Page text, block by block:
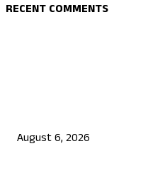
RECENT COMMENTS
August 6, 2026